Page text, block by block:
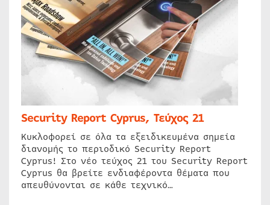
Security Report Cyprus, Τεύχος 21
Κυκλοφορεί σε όλα τα εξειδικευμένα σημεία
διανομής το περιοδικό Security Report
Cyprus! Στο νέο τεύχος 21 του Security Report
Cyprus θα βρείτε ενδιαφέροντα θέματα που
απευθύνονται σε κάθε τεχνικό…